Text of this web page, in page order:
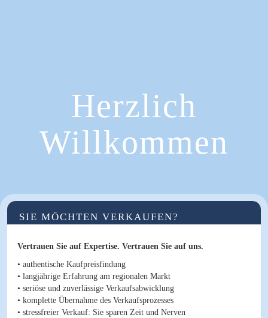
Herzlich
Willkommen
SIE MÖCHTEN VERKAUFEN?
Vertrauen Sie auf Expertise. Vertrauen Sie auf uns.
• authentische Kaufpreisfindung
• langjährige Erfahrung am regionalen Markt
• seriöse und zuverlässige Verkaufsabwicklung
• komplette Übernahme des Verkaufsprozesses
• stressfreier Verkauf: Sie sparen Zeit und Nerven